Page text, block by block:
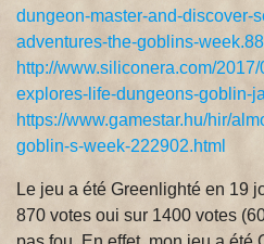
dungeon-master-and-discover-
adventures-the-goblins-
http://www.siliconera.com/
explores-life-dungeons-goblin-
https://www.gamestar.hu/hir/
goblin-s-week-222902.html
Le jeu a été Greenlighté en 19
870 votes oui sur 1400 votes